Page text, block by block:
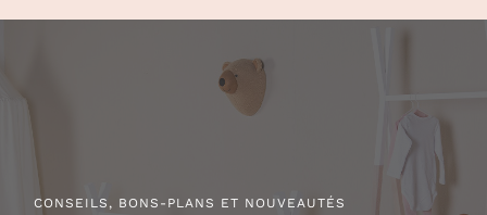
59.00 €
CONSEILS, BONS-PLANS ET NOUVEAUTÉS